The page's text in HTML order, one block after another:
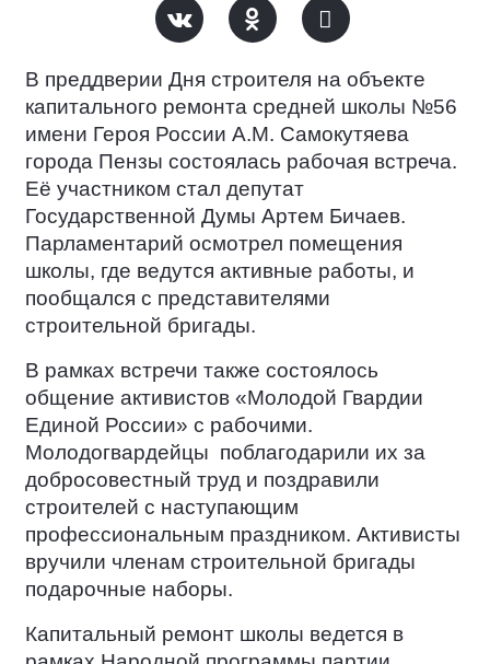
В преддверии Дня строителя на объекте
капитального ремонта средней школы №56
имени Героя России А.М. Самокутяева
города Пензы состоялась рабочая встреча.
Её участником стал депутат
Государственной Думы Артем Бичаев.
Парламентарий осмотрел помещения
школы, где ведутся активные работы, и
пообщался с представителями
строительной бригады.
В рамках встречи также состоялось
общение активистов «Молодой Гвардии
Единой России» с рабочими.
Молодогвардейцы поблагодарили их за
добросовестный труд и поздравили
строителей с наступающим
профессиональным праздником. Активисты
вручили членам строительной бригады
подарочные наборы.
Капитальный ремонт школы ведется в